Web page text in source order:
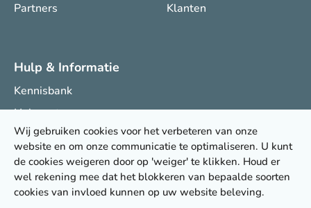
Wij gebruiken cookies voor het verbeteren van onze
website en om onze communicatie te optimaliseren. U kunt
de cookies weigeren door op 'weiger' te klikken. Houd er
wel rekening mee dat het blokkeren van bepaalde soorten
cookies van invloed kunnen op uw website beleving.
Partners
Klanten
Hulp & Informatie
Kennisbank
Helpcenter
Onderzoeksprojecten
Nieuwsbrief